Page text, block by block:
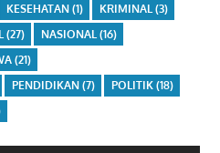
KESEHATAN(1) KRIMINAL (3)
(27) NASIONAL (16)
(21)
PENDIDIKAN(7) POLITIK(18)